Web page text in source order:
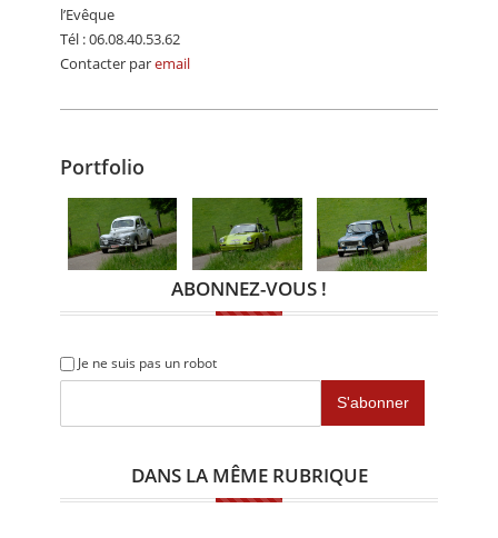
l’Evêque
Tél : 06.08.40.53.62
Contacter paremail
Portfolio
ABONNEZ-VOUS !
Je ne suis pas un robot
DANS LA MÊME RUBRIQUE